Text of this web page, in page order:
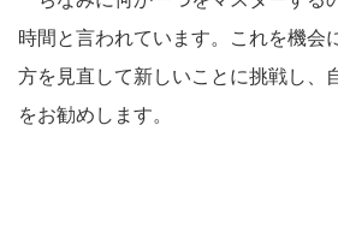
時間と言われています。これを機会
方を見直して新しいことに挑戦し、
をお勧めします。